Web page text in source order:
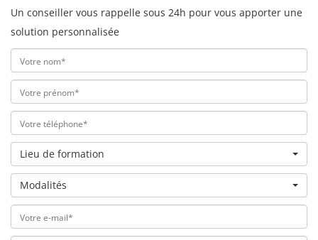
Un conseiller vous rappelle sous 24h pour vous apporter une
solution personnalisée
Lieu de formation
Modalités